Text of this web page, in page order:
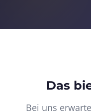
Das
Bei uns